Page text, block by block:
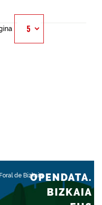
de BizkaiaOPENDATA.
BIZKAIA